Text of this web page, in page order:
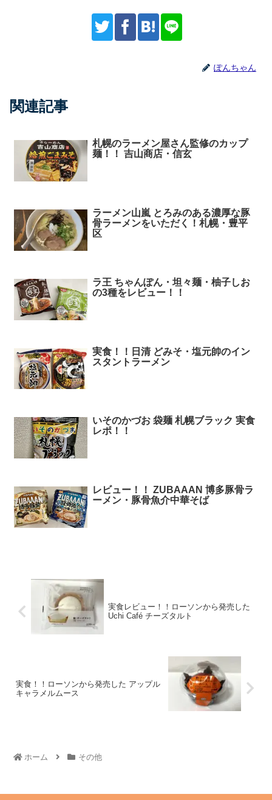
ぽんちゃん
関連記事
札幌のラーメン屋さん監修のカップ
麺！！ 吉山商店・信玄
ラーメン山嵐 とろみのある濃厚な豚
骨ラーメンをいただく！札幌・豊平
区
ラ王 ちゃんぽん・坦々麺・柚子しお
の3種をレビュー！！
実食！！日清 どみそ・塩元帥のイン
スタントラーメン
いそのかづお 袋麺 札幌ブラック 実食
レポ！！
レビュー！！ ZUBAAAN 博多豚骨ラ
ーメン・豚骨魚介中華そば
実食レビュー！！ローソンから発売した
Uchi Café チーズタルト
実食！！ローソンから発売した アップル
キャラメルムース
ホーム その他